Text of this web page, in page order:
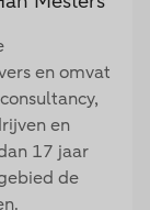
en omvat
en
17 jaar
de